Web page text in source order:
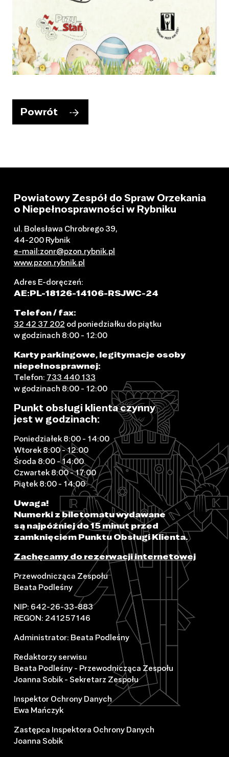
Powrót
Powiatowy Zespół do Spraw Orzekania
o Niepełnosprawności w Rybniku
ul. Bolesława Chrobrego 39,
44-200 Rybnik
e-mail:zonr@pzon.rybnik.pl
www.pzon.rybnik.pl
Adres E-doręczeń:
AE:PL-18126-14106-RSJWC-24
Telefon / fax:
32 42 37 202 od poniedziałku do piątku
w godzinach 8:00 - 12:00
Karty parkingowe, legitymacje osoby
niepełnosprawnej:
Telefon: 733 440 133
w godzinach 8:00 - 12:00
Punkt obsługi klienta czynny
jest w godzinach:
Poniedziałek 8:00 - 14:00
Wtorek 8:00 - 12:00
Środa 8:00 - 14:00
Czwartek 8:00 - 17:00
Piątek 8:00 - 14:00
Uwaga!
Numerki z biletomatu wydawane
są najpóźniej do 15 minut przed
zamknięciem Punktu Obsługi Klienta.
Zachęcamy do rezerwacji internetowej
Przewodnicząca Zespołu
Beata Podleśny
NIP: 642-26-33-883
REGON: 241257146
Administrator: Beata Podleśny
Redaktorzy serwisu
Beata Podleśny - Przewodnicząca Zespołu
Joanna Sobik - Sekretarz Zespołu
Inspektor Ochrony Danych
Ewa Mańczyk
Zastępca Inspektora Ochrony Danych
Joanna Sobik